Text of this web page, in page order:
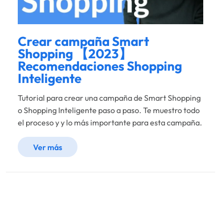
Crear campaña Smart
Shopping 【2023】
Recomendaciones Shopping
Inteligente
Tutorial para crear una campaña de Smart Shopping
o Shopping Inteligente paso a paso. Te muestro todo
el proceso y y lo más importante para esta campaña.
Ver más